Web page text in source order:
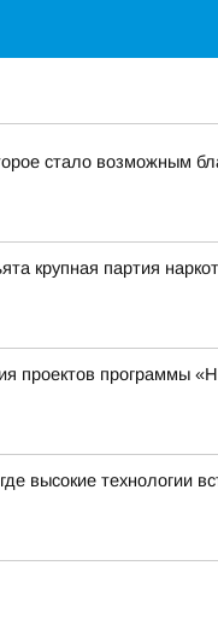
стало
крупная партия
проектов программы
высокие технологии